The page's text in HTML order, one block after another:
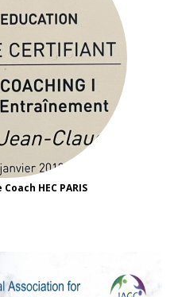
HEC PARIS